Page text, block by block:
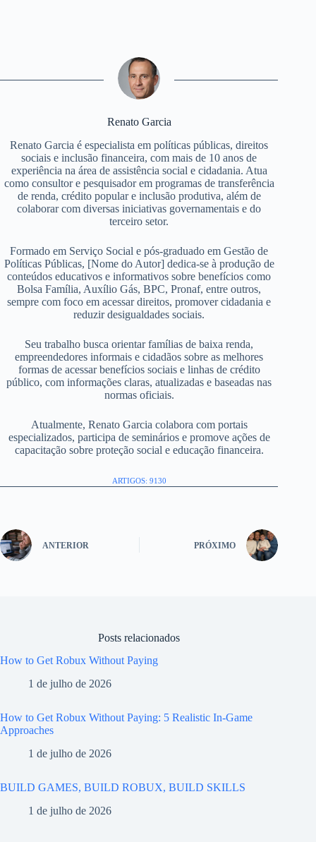
Renato Garcia
Renato Garcia é especialista em políticas públicas, direitos
sociais e inclusão financeira, com mais de 10 anos de
experiência na área de assistência social e cidadania. Atua
como consultor e pesquisador em programas de transferência
de renda, crédito popular e inclusão produtiva, além de
colaborar com diversas iniciativas governamentais e do
terceiro setor.
Formado em Serviço Social e pós-graduado em Gestão de
Políticas Públicas, [Nome do Autor] dedica-se à produção de
conteúdos educativos e informativos sobre benefícios como
Bolsa Família, Auxílio Gás, BPC, Pronaf, entre outros,
sempre com foco em acessar direitos, promover cidadania e
reduzir desigualdades sociais.
Seu trabalho busca orientar famílias de baixa renda,
empreendedores informais e cidadãos sobre as melhores
formas de acessar benefícios sociais e linhas de crédito
público, com informações claras, atualizadas e baseadas nas
normas oficiais.
Atualmente, Renato Garcia colabora com portais
especializados, participa de seminários e promove ações de
capacitação sobre proteção social e educação financeira.
ARTIGOS: 9130
ANTERIOR PRÓXIMO
Posts relacionados
How to Get Robux Without Paying
1 de julho de 2026
How to Get Robux Without Paying: 5 Realistic In-Game
Approaches
1 de julho de 2026
BUILD GAMES, BUILD ROBUX, BUILD SKILLS
1 de julho de 2026